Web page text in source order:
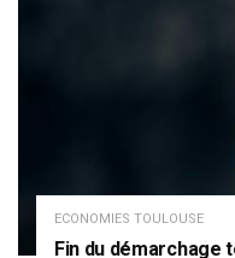
ECONOMIES TOULOUSE
Fin du démarchage